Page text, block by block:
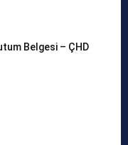
Belgesi – ÇHD